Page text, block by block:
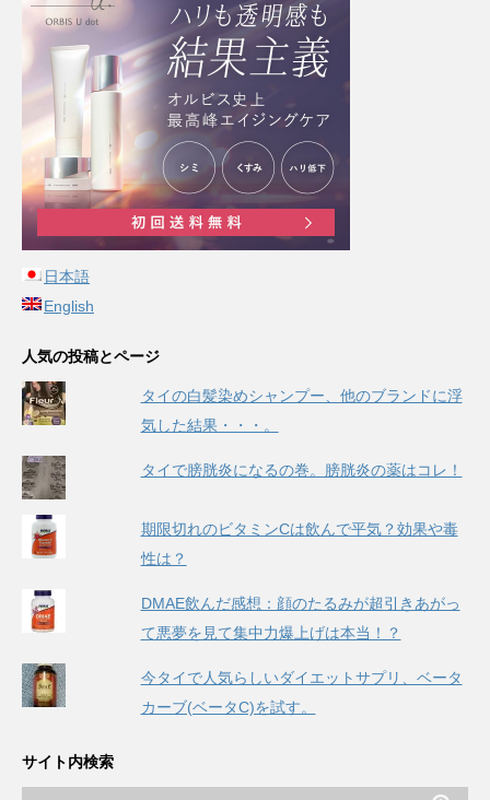
日本語
English
人気の投稿とページ
タイの白髪染めシャンプー、他のブランドに浮
気した結果・・・。
タイで膀胱炎になるの巻。膀胱炎の薬はコレ！
期限切れのビタミンCは飲んで平気？効果や毒
性は？
DMAE飲んだ感想：顔のたるみが超引きあがっ
て悪夢を見て集中力爆上げは本当！？
今タイで人気らしいダイエットサプリ、ベータ
カーブ(ベータC)を試す。
サイト内検索